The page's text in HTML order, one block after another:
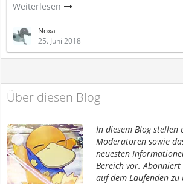
Weiterlesen
Noxa
25. Juni 2018
Über diesen Blog
In diesem Blog stellen
Moderatoren sowie
neuesten
Bereich vor.
auf dem Laufenden zu